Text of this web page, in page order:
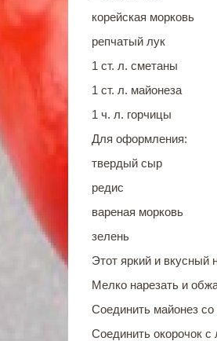
корейская морковь
репчатый лук
1 ст. л. сметаны
1 ст. л. майонеза
1 ч. л. горчицы
Для оформления:
твердый сыр
редис
вареная морковь
зелень
Этот яркий и вкусный
Мелко нарезать и
Соединить майонез
Соединить окорочок с